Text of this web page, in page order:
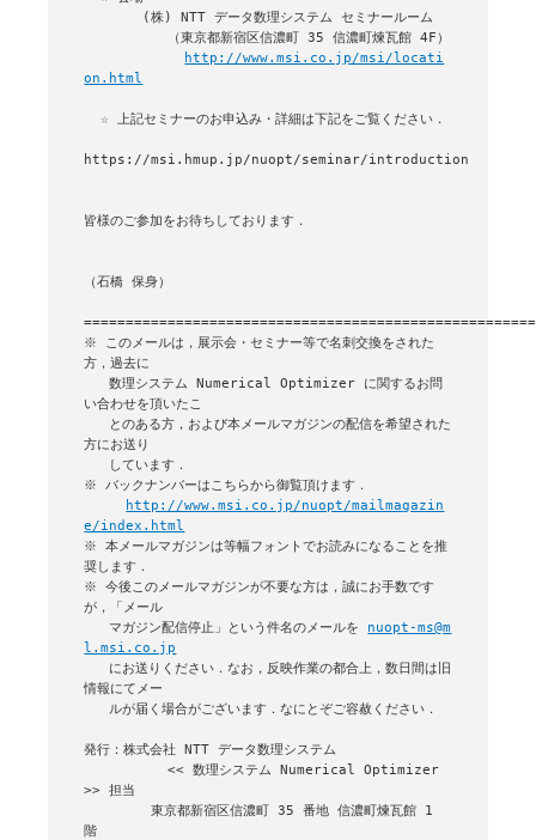
http://www.msi.co.jp/msi/locati
on.html
  ☆ 上記セミナーのお申込み・詳細は下記をご覧ください．
https://msi.hmup.jp/nuopt/seminar/introduction
皆様のご参加をお待ちしております．
（石橋 保身）
※ このメールは，展示会・セミナー等で名刺交換をされた
方，過去に
   数理システム Numerical Optimizer に関するお問
い合わせを頂いたこ
方にお送り
※ バックナンバーはこちらから御覧頂けます．
http://www.msi.co.jp/nuopt/mailmagazin
e/index.html
※ 本メールマガジンは等幅フォントでお読みになることを推
奨します．
※ 今後このメールマガジンが不要な方は，誠にお手数です
が，「メール
   マガジン配信停止」という件名のメールを
nuopt-ms@m
l.msi.co.jp
情報にてメー
発行：株式会社 NTT データ数理システム
          << 数理システム Numerical Optimizer
>> 担当
        東京都新宿区信濃町 35 番地 信濃町煉瓦館 1
階